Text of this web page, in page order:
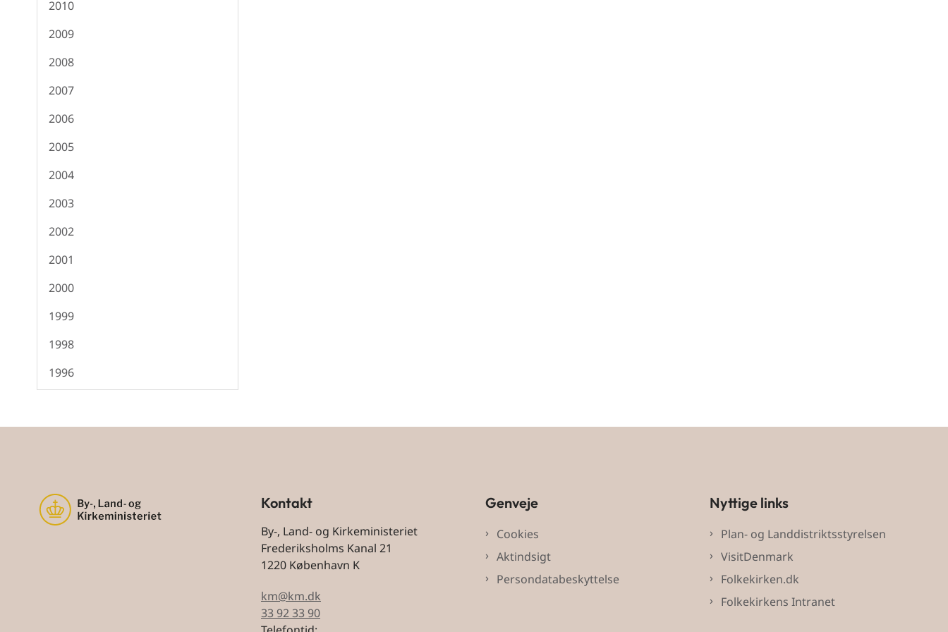
2010
2009
2008
2007
2006
2005
2004
2003
2002
2001
2000
1999
1998
1996
Kontakt
By-, Land- og Kirkeministeriet
Frederiksholms Kanal 21
1220 København K
km@km.dk
33 92 33 90
Genveje
Cookies
Aktindsigt
Persondatabeskyttelse
Nyttige links
Plan- og Landdistriktsstyrelsen
VisitDenmark
Folkekirken.dk
Folkekirkens Intranet